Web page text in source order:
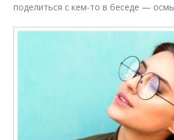
поделиться с кем-то в беседе —